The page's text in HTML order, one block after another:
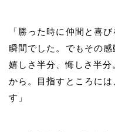
「勝った時に仲間と喜
瞬間でした。でもその感
嬉しさ半分、悔しさ半
から。目指すところに
す」